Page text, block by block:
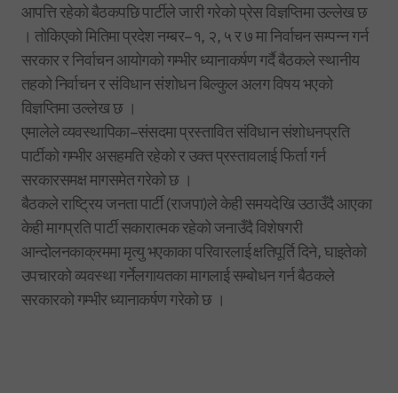
आपत्ति रहेको बैठकपछि पार्टीले जारी गरेको प्रेस विज्ञप्तिमा उल्लेख छ
। तोकिएको मितिमा प्रदेश नम्बर–१, २, ५ र ७ मा निर्वाचन सम्पन्न गर्न
सरकार र निर्वाचन आयोगको गम्भीर ध्यानाकर्षण गर्दै बैठकले स्थानीय
तहको निर्वाचन र संविधान संशोधन बिल्कुल अलग विषय भएको
विज्ञप्तिमा उल्लेख छ ।
एमालेले व्यवस्थापिका–संसदमा प्रस्तावित संविधान संशोधनप्रति
पार्टीको गम्भीर असहमति रहेको र उक्त प्रस्तावलाई फिर्ता गर्न
सरकारसमक्ष मागसमेत गरेको छ ।
बैठकले राष्ट्रिय जनता पार्टी (राजपा)ले केही समयदेखि उठाउँदै आएका
केही मागप्रति पार्टी सकारात्मक रहेको जनाउँदै विशेषगरी
आन्दोलनकाक्रममा मृत्यु भएकाका परिवारलाई क्षतिपूर्ति दिने, घाइतेको
उपचारको व्यवस्था गर्नेलगायतका मागलाई सम्बोधन गर्न बैठकले
सरकारको गम्भीर ध्यानाकर्षण गरेको छ ।